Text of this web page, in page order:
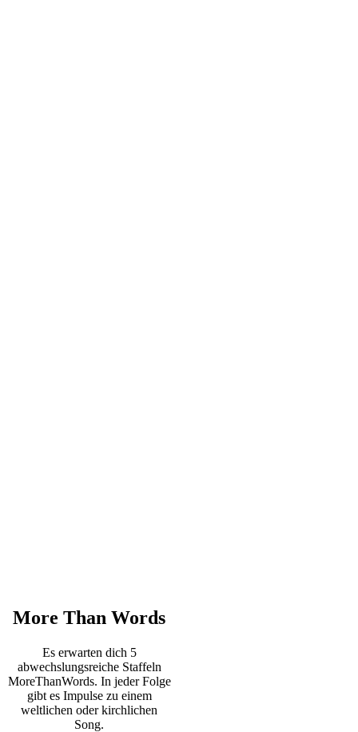
More Than Words
Es erwarten dich 5
abwechslungsreiche Staffeln
MoreThanWords. In jeder Folge
gibt es Impulse zu einem
weltlichen oder kirchlichen
Song.